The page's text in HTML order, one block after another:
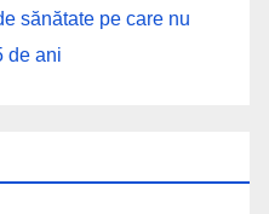
sănătate pe care nu
de ani